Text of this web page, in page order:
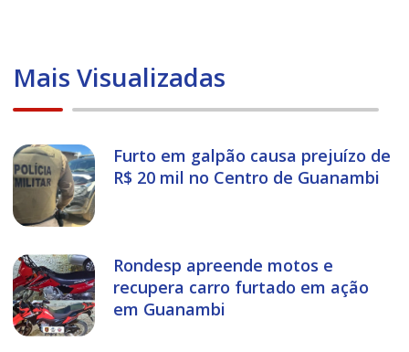
Mais Visualizadas
Furto em galpão causa prejuízo de
R$ 20 mil no Centro de Guanambi
Rondesp apreende motos e
recupera carro furtado em ação
em Guanambi